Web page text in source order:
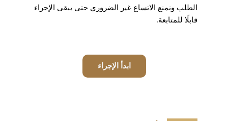
الطلب ونمنع الاتساع غير الضروري حتى يبقى الإجراء
قابلًا للمتابعة.
ابدأ الإجراء